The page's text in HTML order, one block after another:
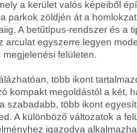
a kerület valós képeiből
parkok zöldjén át a
A betűtípus-rendszer és a
arculat egyszerre legyen
megjelenési felületen.
több ikont
kompakt megoldástól a két,
szabadabb, több ikont
A különböző változatok a
igazodva